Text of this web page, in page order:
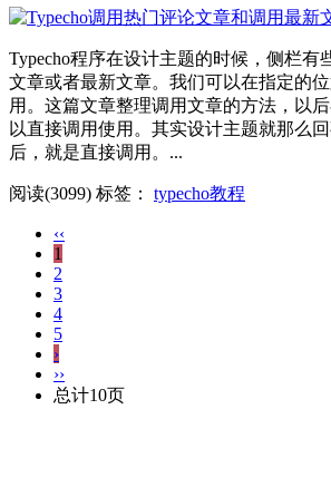
Typecho程序在设计主题的时候，侧栏有
文章或者最新文章。我们可以在指定的
用。这篇文章整理调用文章的方法，以
以直接调用使用。其实设计主题就那么
后，就是直接调用。...
阅读(3099) 标签： typecho教程
‹‹
1
2
3
4
5
›
››
总计10页